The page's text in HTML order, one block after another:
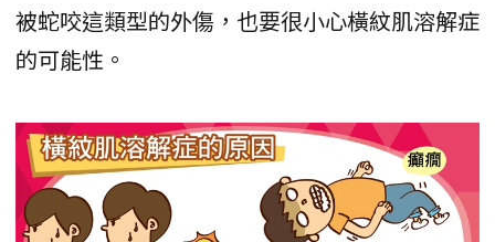
被蛇咬這類型的外傷，也要很小心橫紋肌溶解症
的可能性。